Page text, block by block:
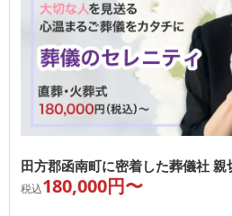
田方郡函南町に密着した葬儀社
税込180,000円〜